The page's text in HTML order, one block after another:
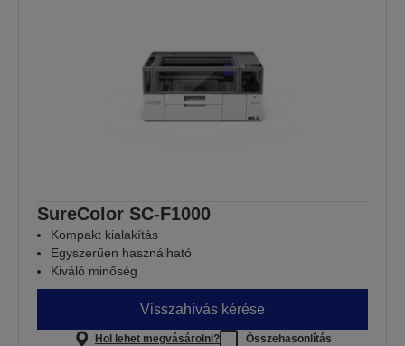
SureColor SC-F1000
Kompakt kialakítás
Egyszerűen használható
Kiváló minőség
Visszahívás kérése
Hol lehet megvásárolni? Összehasonlítás